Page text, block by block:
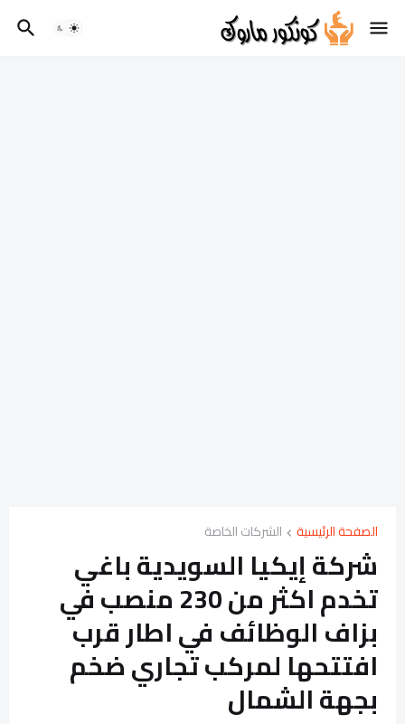
الصفحة الرئيسية الشركات الخاصة
شركة إيكيا السويدية باغي
تخدم اكثر من 230 منصب في
بزاف الوظائف في اطار قرب
افتتحها لمركب تجاري ضخم
بجهة الشمال